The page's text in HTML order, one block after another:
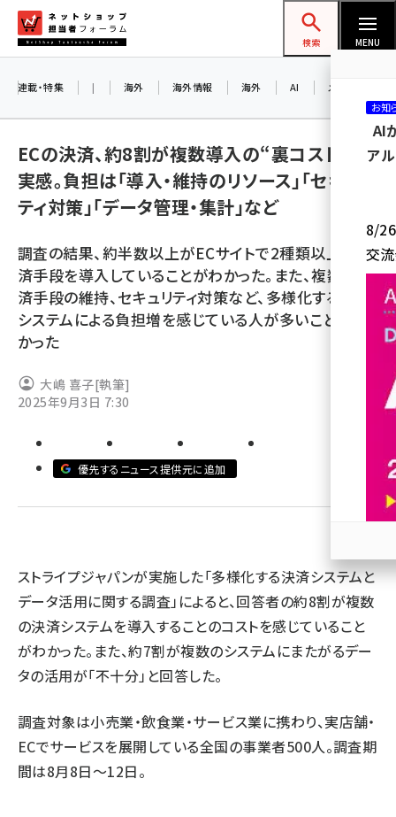
ン
ネットショップ担当者フォーラム
検索 MENU
amazon (2255)
楽天 (1874)
ecbeing (1210)
アスクル (1122)
ビィ・フォアード (776)
連載・特集 | 海外 海外情報 海外 AI メタバース
ECの決済、約8割が複数導入の“裏コスト”を
実感。負担は「導入・維持のリソース」「セキュリ
ティ対策」「データ管理・集計」など
調査の結果、約半数以上がECサイトで2種類以上の決
済手段を導入していることがわかった。また、複数の決
済手段の維持、セキュリティ対策など、多様化する決済
システムによる負担増を感じている人が多いこともわ
かった
大嶋 喜子[執筆]
2025年9月3日 7:30
優先するニュース提供元に追加
ストライプジャパンが実施した「多様化する決済システムと
データ活用に関する調査」によると、回答者の約8割が複数
の決済システムを導入することのコストを感じていること
がわかった。また、約7割が複数のシステムにまたがるデー
タの活用が「不十分」と回答した。
調査対象は小売業・飲食業・サービス業に携わり、実店舗・
ECでサービスを展開している全国の事業者500人。調査期
間は8月8日～12日。
お知
AI
ア
8/26
交
参